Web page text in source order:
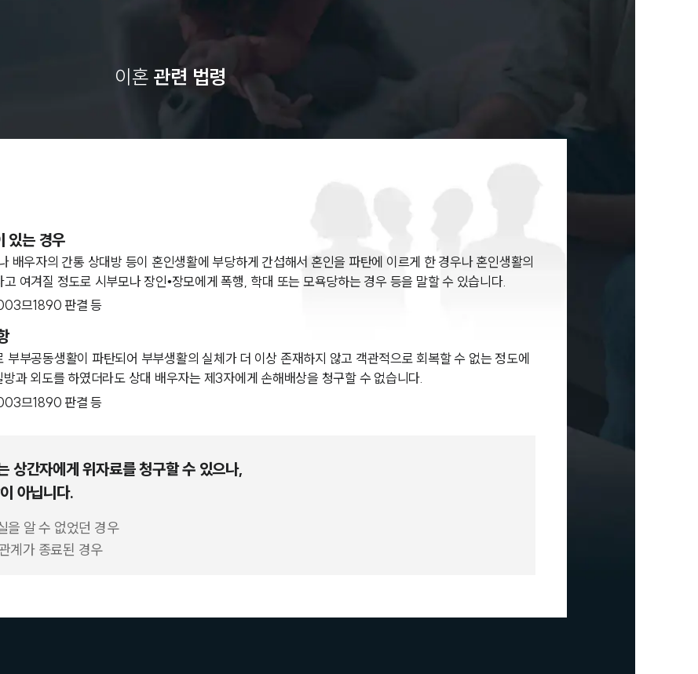
대륜법률상담예약
이혼 관련 법령
있는 경우
배우자의 간통 상대방 등이 혼인생활에 부당하게 간섭해서 혼인을 파탄에 이르게 한 경우나 혼인생활의
여겨질 정도로 시부모나 장인•장모에게 폭행, 학대 또는 모욕당하는 경우 등을 말할 수 있습니다.
므1890 판결 등
부부공동생활이 파탄되어 부부생활의 실체가 더 이상 존재하지 않고 객관적으로 회복할 수 없는 정도에
과 외도를 하였더라도 상대 배우자는 제3자에게 손해배상을 청구할 수 없습니다.
므1890 판결 등
상간자에게 위자료를 청구할 수 있으나,
아닙니다.
을 알 수 없었던 경우
계가 종료된 경우